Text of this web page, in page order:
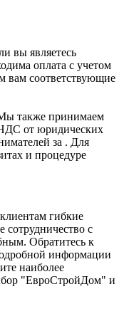
вы являетесь
оплата с учетом
вам соответствующие
также принимаем
от юридических
за . Для
и процедуре
гибкие
сотрудничество с
Обратитесь к
информации
наиболее
"ЕвроСтройДом" и